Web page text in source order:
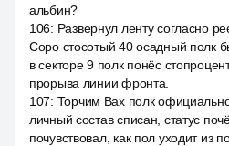
альбин?
106: Развернул ленту согласно
Соро стосотый 40 осадный полк
в секторе 9 полк понёс
прорыва линии фронта.
107: Торчим Вах полк
личный состав списан, статус
почувствовал, как пол уходит из